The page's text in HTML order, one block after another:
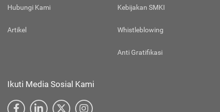
Hubungi Kami
Artikel
Kebijakan SMKI
Whistleblowing
Anti Gratifikasi
Ikuti Media Sosial Kami